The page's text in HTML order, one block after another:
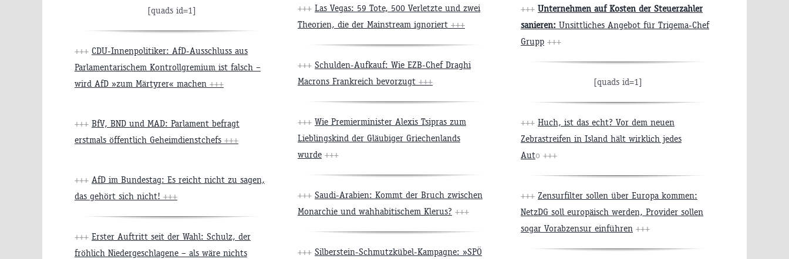
[quads id=1]
+++ CDU-Innenpolitiker: AfD-Ausschluss aus
Parlamentarischem Kontrollgremium ist falsch –
wird AfD »zum Märtyrer« machen +++
+++ BfV, BND und MAD: Parlament befragt
erstmals öffentlich Geheimdienstchefs +++
+++ AfD im Bundestag: Es reicht nicht zu sagen,
das gehört sich nicht! +++
+++ Erster Auftritt seit der Wahl: Schulz, der
fröhlich Niedergeschlagene – als wäre nichts
+++ Las Vegas: 59 Tote, 500 Verletzte und zwei
Theorien, die der Mainstream ignoriert +++
+++ Schulden-Aufkauf: Wie EZB-Chef Draghi
Macrons Frankreich bevorzugt +++
+++ Wie Premierminister Alexis Tsipras zum
Lieblingskind der Gläubiger Griechenlands
wurde +++
+++ Saudi-Arabien: Kommt der Bruch zwischen
Monarchie und wahhabitischem Klerus? +++
+++ Silberstein-Schmutzkübel-Kampagne: »SPÖ
+++ Unternehmen auf Kosten der Steuerzahler
sanieren: Unsittliches Angebot für Trigema-Chef
Grupp +++
[quads id=1]
+++ Huch, ist das echt? Vor dem neuen
Zebrastreifen in Island hält wirklich jedes
Auto +++
+++ Zensurfilter sollen über Europa kommen:
NetzDG soll europäisch werden, Provider sollen
sogar Vorabzensur einführen +++